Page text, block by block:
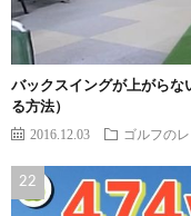
バックスイングが上がらな
る方法）
2016.12.03 ゴルフの